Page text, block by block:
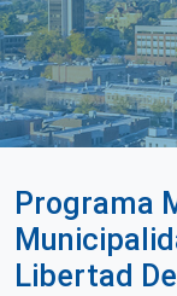
Programa
Libertad